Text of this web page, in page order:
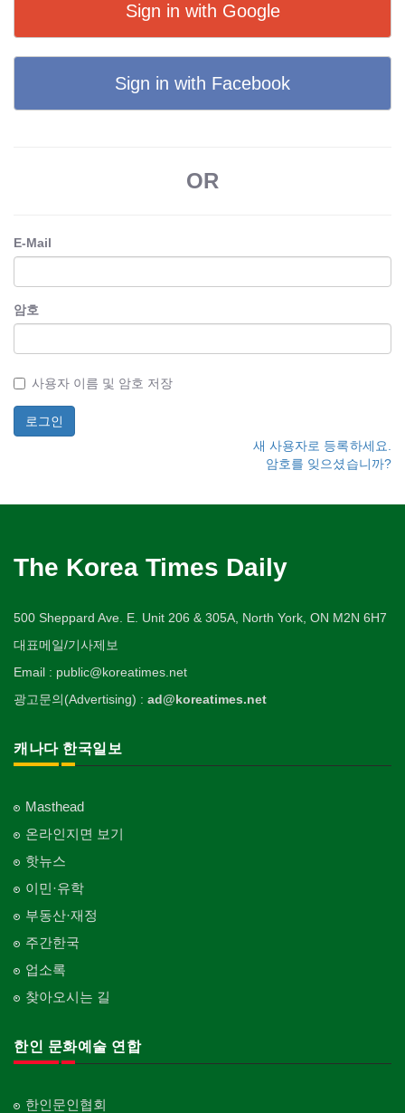
Sign in with Google
Sign in with Facebook
OR
E-Mail
암호
사용자 이름 및 암호 저장
새 사용자로 등록하세요.
암호를 잊으셨습니까?
The Korea Times Daily
500 Sheppard Ave. E. Unit 206 & 305A, North York, ON M2N 6H7
대표메일/기사제보
Email : public@koreatimes.net
광고문의(Advertising) : ad@koreatimes.net
캐나다 한국일보
Masthead
온라인지면 보기
핫뉴스
이민·유학
부동산·재정
주간한국
업소록
찾아오시는 길
한인 문화예술 연합
한인문인협회